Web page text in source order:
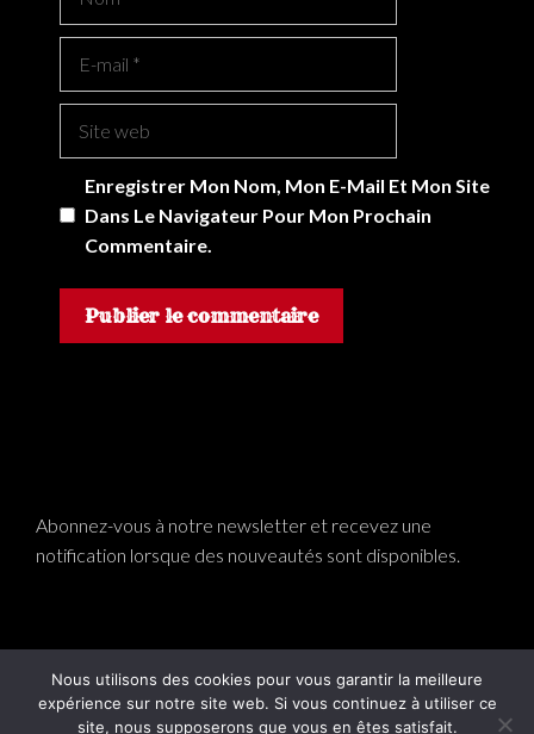
Enregistrer Mon Nom, Mon E-Mail Et Mon Site
Dans Le Navigateur Pour Mon Prochain
Commentaire.
Abonnez-vous à notre newsletter et recevez une
notification lorsque des nouveautés sont disponibles.
Mentions légales Contact
Nous utilisons des cookies pour vous garantir la meilleure
expérience sur notre site web. Si vous continuez à utiliser ce
site, nous supposerons que vous en êtes satisfait.